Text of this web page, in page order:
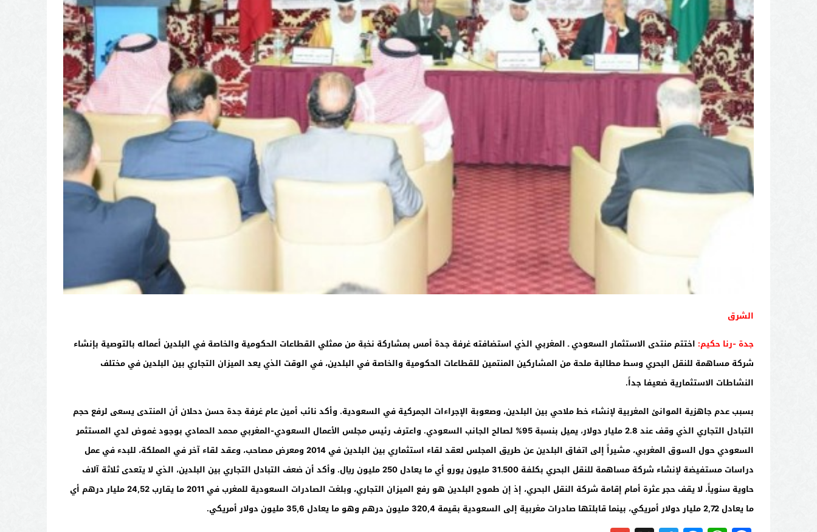
الشرق
جدة -رنا حكيم: اختتم منتدى الاستثمار السعودي ـ المغربي الذي استضافته غرفة جدة أمس بمشاركة نخبة من ممثلي القطاعات الحكومية والخاصة في البلدين أعماله بالتوصية بإنشاء
شركة مساهمة للنقل البحري وسط مطالبة ملحة من المشاركين المنتمين للقطاعات الحكومية والخاصة في البلدين، في الوقت الذي يعد الميزان التجاري بين البلدين في مختلف
النشاطات الاستثمارية ضعيفا جداً.
بسبب عدم جاهزية الموانئ المغربية لإنشاء خط ملاحي بين البلدين، وصعوبة الإجراءات الجمركية في السعودية. وأكد نائب أمين عام غرفة جدة حسن دحلان أن المنتدى يسعى لرفع حجم
التبادل التجاري الذي وقف عند 2.8 مليار دولار، يميل بنسبة 95% لصالح الجانب السعودي. واعترف رئيس مجلس الأعمال السعودي-المغربي محمد الحمادي بوجود غموض لدي المستثمر
السعودي حول السوق المغربي، مشيراً إلى اتفاق البلدين عن طريق المجلس لعقد لقاء استثماري بين البلدين في 2014 ومعرض مصاحب، وعقد لقاء آخر في المملكة، للبدء في عمل
دراسات مستفيضة لإنشاء شركة مساهمة للنقل البحري بكلفة 31.500 مليون يورو أي ما يعادل 250 مليون ريال. وأكد أن ضعف التبادل التجاري بين البلدين، الذي لا يتعدى ثلاثة آلاف
حاوية سنوياً، لا يقف حجر عثرة أمام إقامة شركة النقل البحري، إذ إن طموح البلدين هو رفع الميزان التجاري، وبلغت الصادرات السعودية للمغرب في 2011 ما يقارب 24,52 مليار درهم أي
ما يعادل 2,72 مليار دولار أمريكي، بينما قابلتها صادرات مغربية إلى السعودية بقيمة 320,4 مليون درهم وهو ما يعادل 35,6 مليون دولار أمريكي.